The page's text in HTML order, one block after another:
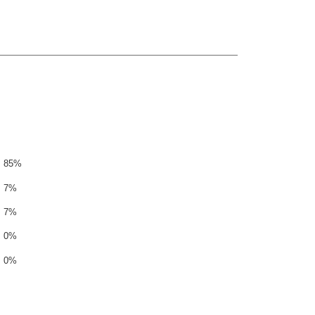
85%
7%
7%
0%
0%